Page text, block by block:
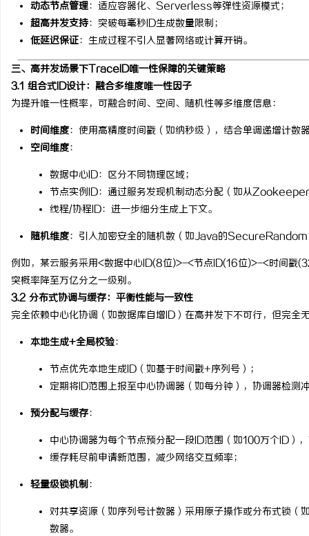
动态节点管理：适应容器化、Serverless等弹性资源模式；
超高并发支持：突破每毫秒ID生成数量限制；
低延迟保证：生成过程不引入显著网络或计算开销。
三、高并发场景下TraceID唯一性保障的关键策略
3.1 组合式ID设计：融合多维度唯一性因子
为提升唯一性概率，可融合时间、空间、随机性等多维度信息：
时间维度：使用高精度时间戳（如纳秒级），结合单调递增计数
空间维度：
数据中心ID：区分不同物理区域；
节点实例ID：通过服务发现机制动态分配（如从
线程/协程ID：进一步细分生成上下文。
随机维度：引入加密安全的随机数（如Java的SecureRandom
例如，某云服务采用<数据中心ID(8位)>-<节点ID(16位)>-<时间戳
突概率降至万亿分之一级别。
3.2 分布式协调与缓存：平衡性能与一致性
完全依赖中心化协调（如数据库自增ID）在高并发下不可行，但完全
本地生成+全局校验：
节点优先本地生成ID（如基于时间戳+序列号）；
定期将ID范围上报至中心协调器（如每分钟），协调器检测
预分配与缓存：
中心协调器为每个节点预分配一段ID范围（如100万个ID）
缓存耗尽前申请新范围，减少网络交互频率；
轻量级锁机制：
对共享资源（如序列号计数器）采用原子操作或分布式锁
数器。